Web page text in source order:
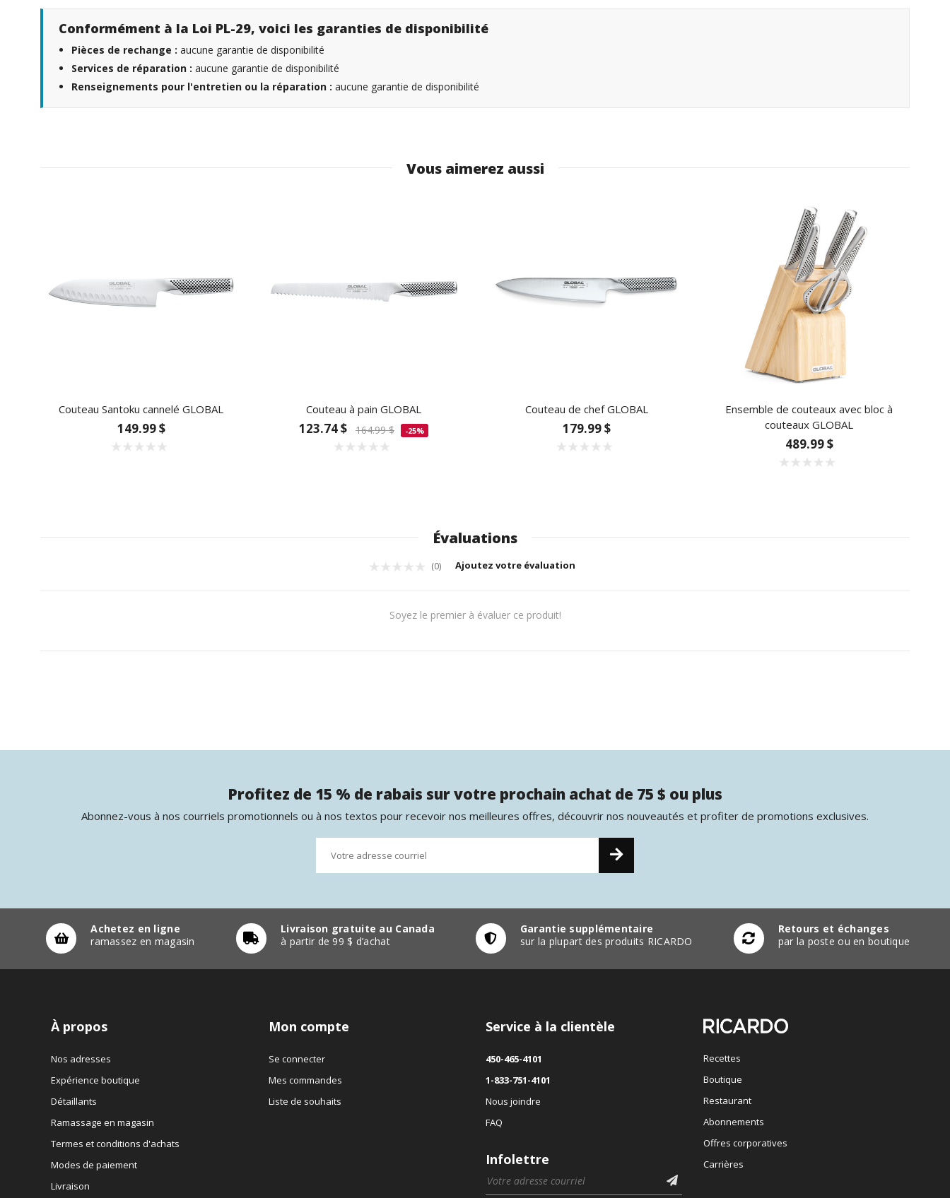
Conformément à la Loi PL-29, voici les garanties de disponibilité
Pièces de rechange : aucune garantie de disponibilité
Services de réparation : aucune garantie de disponibilité
Renseignements pour l'entretien ou la réparation : aucune garantie de disponibilité
Vous aimerez aussi
Couteau Santoku cannelé GLOBAL
149.99 $
Couteau à pain GLOBAL
123.74 $ 164.99 $ -25%
Couteau de chef GLOBAL
179.99 $
Ensemble de couteaux avec bloc à
couteaux GLOBAL
489.99 $
Évaluations
(0) Ajoutez votre évaluation
Soyez le premier à évaluer ce produit!
Profitez de 15 % de rabais sur votre prochain achat de 75 $ ou plus
Abonnez-vous à nos courriels promotionnels ou à nos textos pour recevoir nos meilleures offres, découvrir nos nouveautés et profiter de promotions exclusives.
Achetez en ligne
ramassez en magasin
Livraison gratuite au Canada
à partir de 99 $ d’achat
Garantie supplémentaire
sur la plupart des produits RICARDO
Retours et échanges
par la poste ou en boutique
À propos
Nos adresses
Expérience boutique
Détaillants
Ramassage en magasin
Termes et conditions d'achats
Modes de paiement
Livraison
Mon compte
Se connecter
Mes commandes
Liste de souhaits
Service à la clientèle
450-465-4101
1-833-751-4101
Nous joindre
FAQ
Infolettre
Recettes
Boutique
Restaurant
Abonnements
Offres corporatives
Carrières